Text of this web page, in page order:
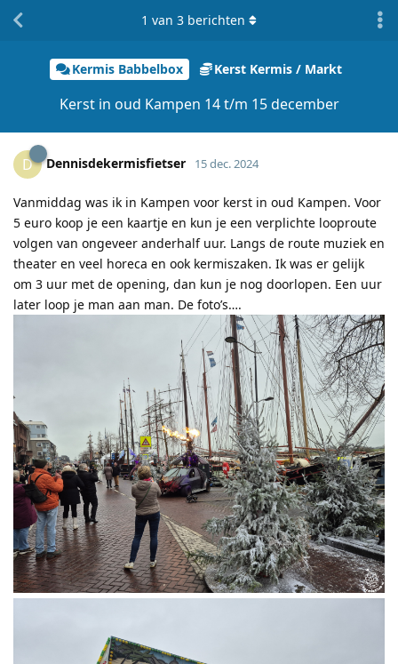
Kermis Babbelbox Kerst Kermis / Markt
Kerst in oud Kampen 14 t/m 15 december
1 van 3 berichten
D Dennisdekermisfietser 15 dec. 2024
Vanmiddag was ik in Kampen voor kerst in oud Kampen. Voor
5 euro koop je een kaartje en kun je een verplichte looproute
volgen van ongeveer anderhalf uur. Langs de route muziek en
theater en veel horeca en ook kermiszaken. Ik was er gelijk
om 3 uur met de opening, dan kun je nog doorlopen. Een uur
later loop je man aan man. De foto’s….